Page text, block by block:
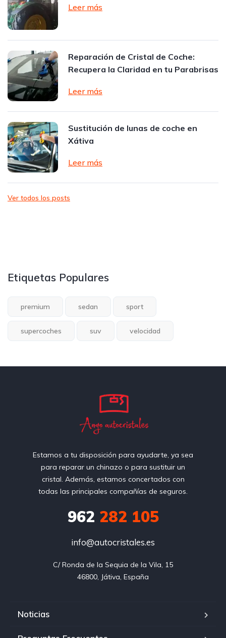
Leer más
Reparación de Cristal de Coche:
Recupera la Claridad en tu Parabrisas
Leer más
Sustitución de lunas de coche en
Xátiva
Leer más
Ver todos los posts
Etiquetas Populares
premium sedan sport
supercoches suv velocidad
Estamos a tu disposición para ayudarte, ya sea
para reparar un chinazo o para sustituir un
cristal. Además, estamos concertados con
todas las principales compañías de seguros.
962 282 105
info@autocristales.es
C/ Ronda de la Sequia de la Vila, 15
46800, Játiva, España
Noticias